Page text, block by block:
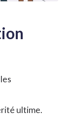
ultime.